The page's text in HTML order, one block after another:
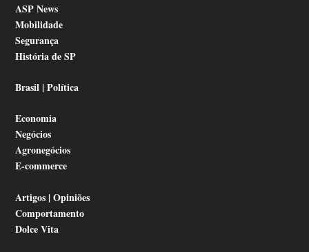
ASP News
Mobilidade
Segurança
História de SP
Brasil | Política
Economia
Negócios
Agronegócios
E-commerce
Artigos | Opiniões
Comportamento
Dolce Vita